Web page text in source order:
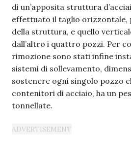
di un’apposita struttura
effettuato il taglio orizzontale,
della struttura, e quello
dall’altro i quattro pozzi. Per
rimozione sono stati infine
sistemi di sollevamento,
sostenere ogni singolo pozzo
contenitori di acciaio, ha un
tonnellate.